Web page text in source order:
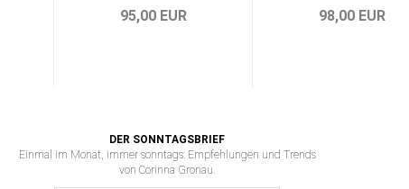
95,00 EUR 98,00 EUR
DER SONNTAGSBRIEF
Einmal im Monat, immer sonntags: Empfehlungen und Trends
von Corinna Gronau.